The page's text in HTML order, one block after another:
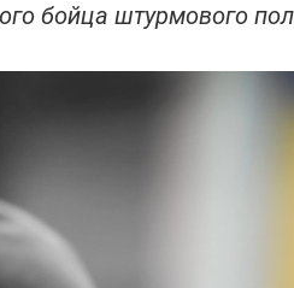
бойца штурмового